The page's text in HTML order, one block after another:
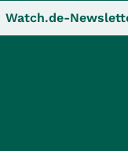
Watch.de-